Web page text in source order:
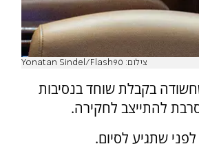
צילום: Yonatan Sindel/Flash90
בקבלת שוחד בנסיבות
להתייצב לחקירה.